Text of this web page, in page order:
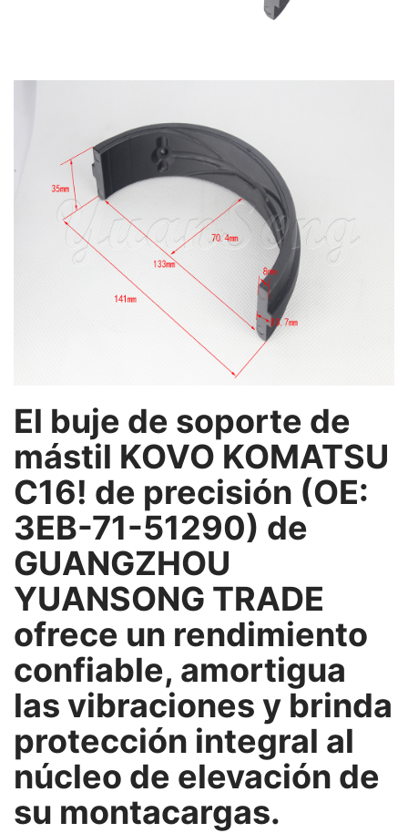
El buje de soporte de
mástil KOVO KOMATSU
C16! de precisión (OE:
3EB-71-51290) de
GUANGZHOU
YUANSONG TRADE
ofrece un rendimiento
confiable, amortigua
las vibraciones y brinda
protección integral al
núcleo de elevación de
su montacargas.